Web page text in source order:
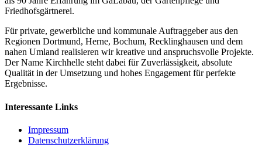
Friedhofsgärtnerei.
Für private, gewerbliche und kommunale Auftraggeber aus den
Regionen Dortmund, Herne, Bochum, Recklinghausen und dem
nahen Umland realisieren wir kreative und anspruchsvolle Projekte.
Der Name Kirchhelle steht dabei für Zuverlässigkeit, absolute
Qualität in der Umsetzung und hohes Engagement für perfekte
Ergebnisse.
Interessante Links
Impressum
Datenschutzerklärung